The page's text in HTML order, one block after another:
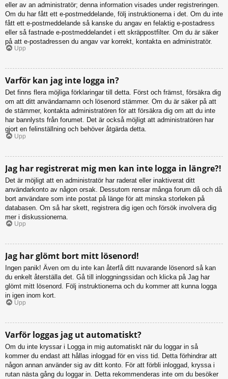
eller av an administratör; denna information visades under registreringen.
Om du har fått ett e-postmeddelande, följ instruktionerna i det. Om du inte
fått ett e-postmeddelande så kanske du angav en felaktig e-postadress
eller så fastnade e-postmeddelandet i ett skräppostfilter. Om du är säker
på att e-postadressen du angav var korrekt, kontakta en administratör.
Upp
Varför kan jag inte logga in?
Det finns flera möjliga förklaringar till detta. Först och främst, försäkra dig
om att ditt användarnamn och lösenord stämmer. Om du är säker på att
de stämmer, kontakta administratören för att försäkra dig om att du inte
har bannlysts från forumet. Det är också möjligt att administratören har
gjort en felinställning och behöver åtgärda detta.
Upp
Jag har registrerat mig men kan inte logga in längre?!
Det är möjligt att en administratör har raderat eller inaktiverat ditt
användarkonto av någon orsak. Dessutom rensar många forum då och då
bort användare som inte postat på länge för att minska storleken på
databasen. Om så har skett, registrera dig igen och försök involvera dig
mer i diskussionerna.
Upp
Jag har glömt bort mitt lösenord!
Ingen panik! Även om du inte kan återfå ditt nuvarande lösenord så kan
du enkelt återställa det. Gå till inloggningssidan och klicka på Jag har
glömt mitt lösenord. Följ instruktionerna och du kommer att kunna logga
in igen inom kort.
Upp
Varför loggas jag ut automatiskt?
Om du inte kryssar i Logga in mig automatiskt när du loggar in så
kommer du endast att hållas inloggad för en viss tid. Detta förhindrar att
någon annan använder sig av ditt konto. För att förbli inloggad, kryssa i
rutan nästa gång du loggar in. Detta rekommenderas inte om du besöker